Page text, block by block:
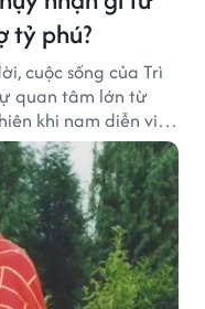
tỷ phú?
cuộc sống của Trì
quan tâm lớn từ
khi nam diễn viên
xuất hiện trong
chục tỷ NDT.